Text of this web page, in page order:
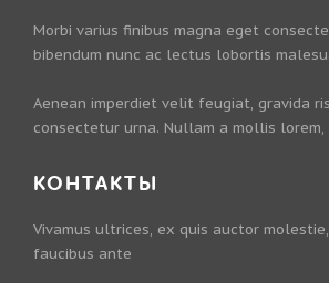
Morbi varius finibus magna eget
bibendum nunc ac lectus lobortis
Aenean imperdiet velit feugiat, gravida
consectetur urna. Nullam a mollis lorem,
КОНТАКТЫ
Vivamus ultrices, ex quis auctor
faucibus ante